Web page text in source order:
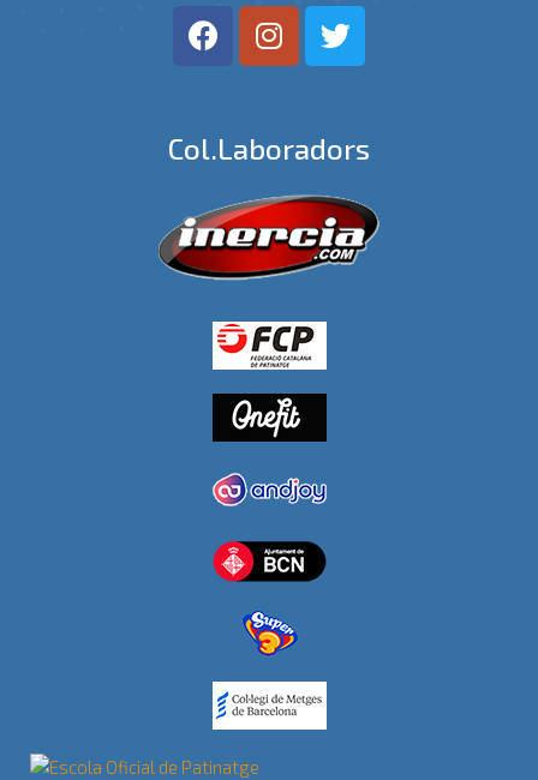
Col.laboradors